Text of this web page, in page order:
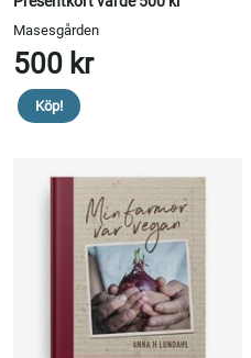
Masesgården
500 kr
Köp!